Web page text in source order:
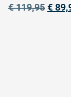
€119,95 €